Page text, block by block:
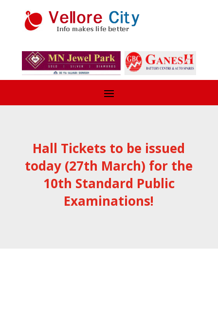
Hall Tickets to be issued
today (27th March) for the
10th Standard Public
Examinations!